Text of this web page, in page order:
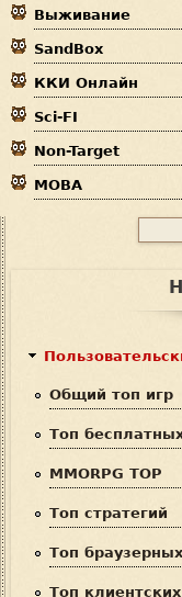
Выживание
SandBox
ККИ Онлайн
Sci-FI
Non-Target
MOBA
Общий топ игр
Топ
MMORPG TOP
Топ стратегий
Топ
Топ